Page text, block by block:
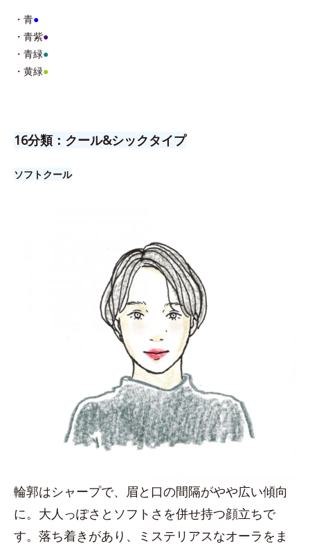
・青●
・青紫●
・青緑●
・黄緑●
16分類：クール&シックタイプ
ソフトクール
輪郭はシャープで、眉と口の間隔がやや広い傾向
に。大人っぽさとソフトさを併せ持つ顔立ちで
す。落ち着きがあり、ミステリアスなオーラをま